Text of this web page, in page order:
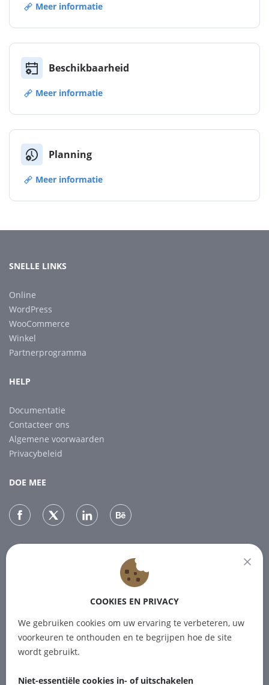
Meer informatie
Beschikbaarheid
Meer informatie
Planning
Meer informatie
SNELLE LINKS
Online
WordPress
WooCommerce
Winkel
Partnerprogramma
HELP
Documentatie
Contacteer ons
Algemene voorwaarden
Privacybeleid
DOE MEE
Abonneer je op onze nieuwsbrief voor het laatste nieuws.
ABONNEREN
COOKIES EN PRIVACY
We gebruiken cookies om uw ervaring te verbeteren, uw
voorkeuren te onthouden en te begrijpen hoe de site
wordt gebruikt.
Niet-essentiële cookies in- of uitschakelen